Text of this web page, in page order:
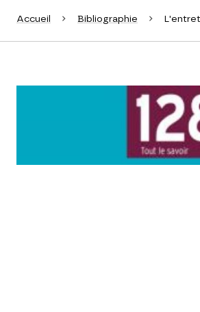
Accueil Bibliographie